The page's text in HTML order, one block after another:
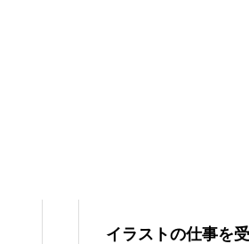
イラストの仕事を